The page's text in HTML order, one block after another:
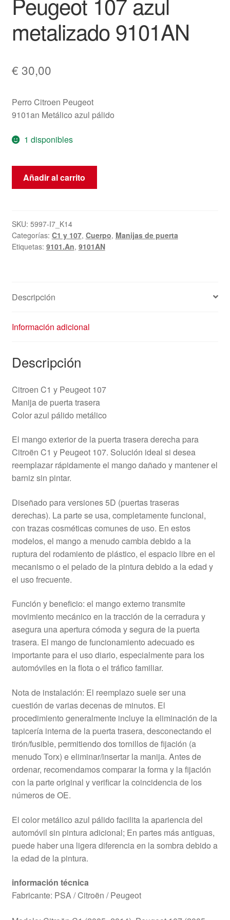
metalizado 9101AN
€ 30,00
Perro Citroen Peugeot
9101an Metálico azul pálido
1 disponibles
Maneta
puerta
Citroën
C1
Peugeot
9101AN
Añadir al carrito
SKU: 5997-I7_K14
Categorías: C1 y 107, Cuerpo, Manijas de puerta
Etiquetas: 9101.An, 9101AN
Descripción
Información adicional
Descripción
Citroen C1 y Peugeot 107
Manija de puerta trasera
Color azul pálido metálico
El mango exterior de la puerta trasera derecha para
Citroën C1 y Peugeot 107. Solución ideal si desea
reemplazar rápidamente el mango dañado y mantener el
barniz sin pintar.
Diseñado para versiones 5D (puertas traseras
derechas). La parte se usa, completamente funcional,
con trazas cosméticas comunes de uso. En estos
modelos, el mango a menudo cambia debido a la
ruptura del rodamiento de plástico, el espacio libre en el
mecanismo o el pelado de la pintura debido a la edad y
el uso frecuente.
Función y beneficio: el mango externo transmite
movimiento mecánico en la tracción de la cerradura y
asegura una apertura cómoda y segura de la puerta
trasera. El mango de funcionamiento adecuado es
importante para el uso diario, especialmente para los
automóviles en la flota o el tráfico familiar.
Nota de instalación: El reemplazo suele ser una
cuestión de varias decenas de minutos. El
procedimiento generalmente incluye la eliminación de la
tapicería interna de la puerta trasera, desconectando el
tirón/fusible, permitiendo dos tornillos de fijación (a
menudo Torx) e eliminar/insertar la manija. Antes de
ordenar, recomendamos comparar la forma y la fijación
con la parte original y verificar la coincidencia de los
números de OE.
El color metálico azul pálido facilita la apariencia del
automóvil sin pintura adicional; En partes más antiguas,
puede haber una ligera diferencia en la sombra debido a
la edad de la pintura.
información técnica
Fabricante: PSA / Citroën / Peugeot